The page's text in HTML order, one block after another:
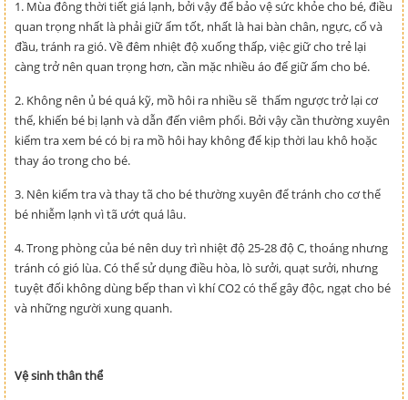
1. Mùa đông thời tiết giá lạnh, bởi vậy để bảo vệ sức khỏe cho bé, điều
quan trọng nhất là phải giữ ấm tốt, nhất là hai bàn chân, ngực, cổ và
đầu, tránh ra gió. Về đêm nhiệt độ xuống thấp, việc giữ cho trẻ lại
càng trở nên quan trọng hơn, cần mặc nhiều áo để giữ ấm cho bé.
2. Không nên ủ bé quá kỹ, mồ hôi ra nhiều sẽ thấm ngược trở lại cơ
thể, khiến bé bị lạnh và dẫn đến viêm phổi. Bởi vậy cần thường xuyên
kiểm tra xem bé có bị ra mồ hôi hay không để kịp thời lau khô hoặc
thay áo trong cho bé.
3. Nên kiểm tra và thay tã cho bé thường xuyên để tránh cho cơ thể
bé nhiễm lạnh vì tã ướt quá lâu.
4. Trong phòng của bé nên duy trì nhiệt độ 25-28 độ C, thoáng nhưng
tránh có gió lùa. Có thể sử dụng điều hòa, lò sưởi, quạt sưởi, nhưng
tuyệt đối không dùng bếp than vì khí CO2 có thể gây độc, ngạt cho bé
và những người xung quanh.
Vệ sinh thân thể